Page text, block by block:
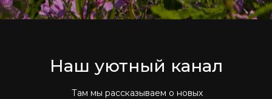
Наш уютный канал
Там мы рассказываем о новых